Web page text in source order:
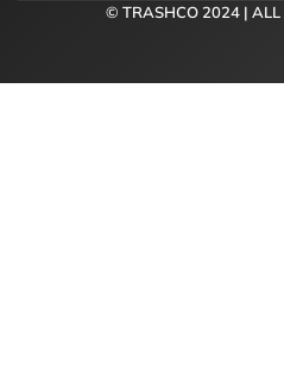
© TRASHCO 2024 | ALL